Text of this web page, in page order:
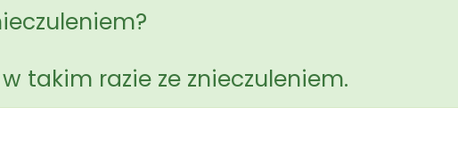
takim razie ze znieczuleniem.